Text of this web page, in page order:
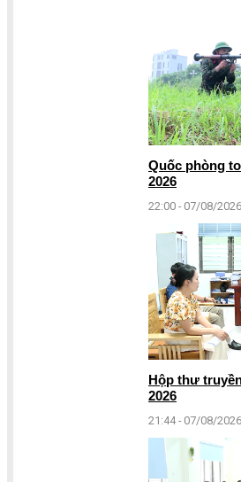
Quốc phòng
2026
22:00 - 07/08/2026
Hộp thư
2026
21:44 - 07/08/2026